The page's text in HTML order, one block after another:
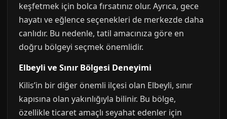
keşfetmek için bolca fırsatınız olur. Ayrıca, gece
hayatı ve eğlence seçenekleri de merkezde daha
canlıdır. Bu nedenle, tatil amacınıza göre en
doğru bölgeyi seçmek önemlidir.
Elbeyli ve Sınır Bölgesi Deneyimi
Kilis’in bir diğer önemli ilçesi olan Elbeyli, sınır
kapısına olan yakınlığıyla bilinir. Bu bölge,
özellikle ticaret amaçlı seyahat edenler için